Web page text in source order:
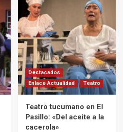
Destacados
Enlace Actualidad
Teatro
Teatro tucumano en El
Pasillo: «Del aceite a la
cacerola»